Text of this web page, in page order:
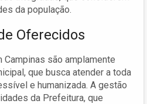
da população.
Oferecidos
são amplamente
que busca atender a toda
e humanizada. A gestão
da Prefeitura, que